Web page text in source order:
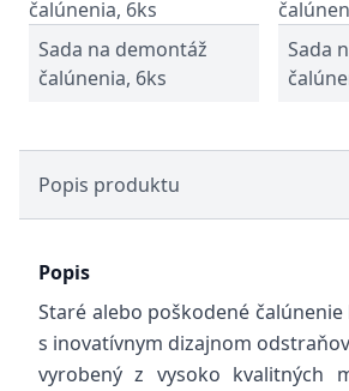
Sada na demontáž
čalúnenia, 6ks
Sada
Popis produktu
Popis
Staré alebo poškodené
s inovatívnym dizajnom
vyrobený z vysoko kvalitných